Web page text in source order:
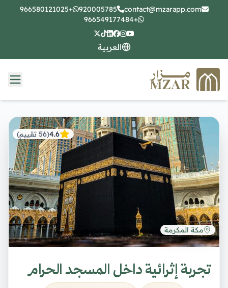
contact@mzarapp.com
920005785
+966580121025
+966549177484
العربية
مكة المكرمة
4.6
(
56 تقييم)
تجربة إثرائية داخل المسجد الحرام